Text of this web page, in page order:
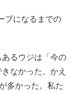
プになるまでの
るウジは「今の
なかった。かえ
多かった。私た